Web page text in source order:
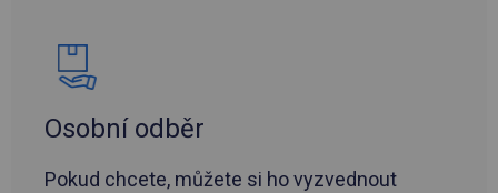
Osobní odběr
Pokud chcete, můžete si ho vyzvednout